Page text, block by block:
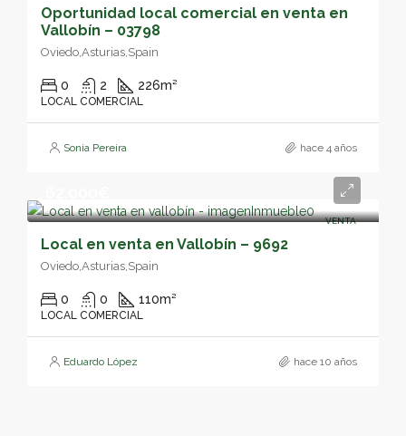
Oportunidad local comercial en venta en
Vallobín – 03798
Oviedo,Asturias,Spain
0 2 226m²
LOCAL COMERCIAL
Sonia Pereira hace 4 años
VENTA
Local en venta en Vallobín – 9692
Oviedo,Asturias,Spain
0 0 110m²
LOCAL COMERCIAL
Eduardo López hace 10 años